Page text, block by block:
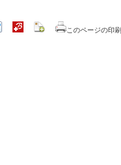
このページの印刷